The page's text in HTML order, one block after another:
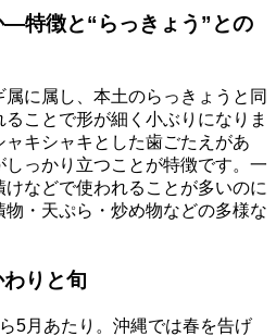
特徴と“らっきょう”との
に属し、本土のらっきょうと同
ことで形が細く小ぶりになりま
キシャキとした歯ごたえがあ
しっかり立つことが特徴です。一
などで使われることが多いのに
・天ぷら・炒め物などの多様な
りと旬
5月あたり。沖縄では春を告げ